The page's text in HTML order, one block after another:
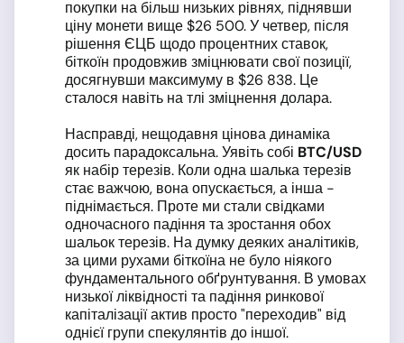
покупки на більш низьких рівнях, піднявши
ціну монети вище $26 500. У четвер, після
рішення ЄЦБ щодо процентних ставок,
біткоїн продовжив зміцнювати свої позиції,
досягнувши максимуму в $26 838. Це
сталося навіть на тлі зміцнення долара.
Насправді, нещодавня цінова динаміка
досить парадоксальна. Уявіть собі BTC/USD
як набір терезів. Коли одна шалька терезів
стає важчою, вона опускається, а інша -
піднімається. Проте ми стали свідками
одночасного падіння та зростання обох
шальок терезів. На думку деяких аналітиків,
за цими рухами біткоїна не було ніякого
фундаментального обґрунтування. В умовах
низької ліквідності та падіння ринкової
капіталізації актив просто "переходив" від
однієї групи спекулянтів до іншої.